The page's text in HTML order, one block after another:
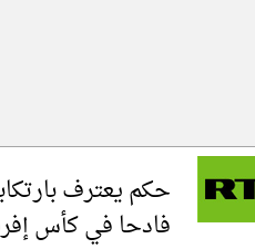
حكم يعترف
فادحا في كأس